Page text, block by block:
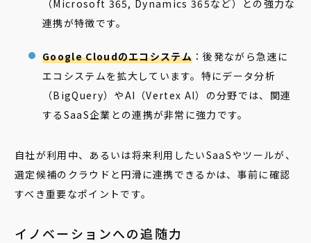
（Microsoft 365, Dynamics 365など）との強力な
連携が特徴です。
Google Cloudのエコシステム ：後発ながら急速に
エコシステムを拡大しています。特にデータ分析
（BigQuery）やAI（Vertex AI）の分野では、関連
するSaaS企業との連携が非常に強力です。
自社が利用中、あるいは将来利用したいSaaSやツールが、
選定候補のクラウドと円滑に連携できるかは、事前に確認
すべき重要なポイントです。
イノベーションへの追随力